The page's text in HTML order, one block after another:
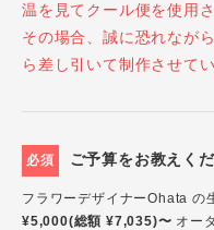
温を見てクール便を使用
その場合、誠に恐れなが
ら差し引いて制作させて
必須 ご予算をお教えくだ
フラワーデザイナーOhata の
¥5,000(総額 ¥7,035)〜 オー